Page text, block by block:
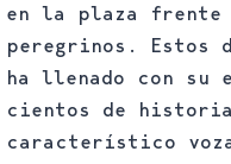
en la plaza frente
peregrinos. Estos
ha llenado con su
cientos de
característico